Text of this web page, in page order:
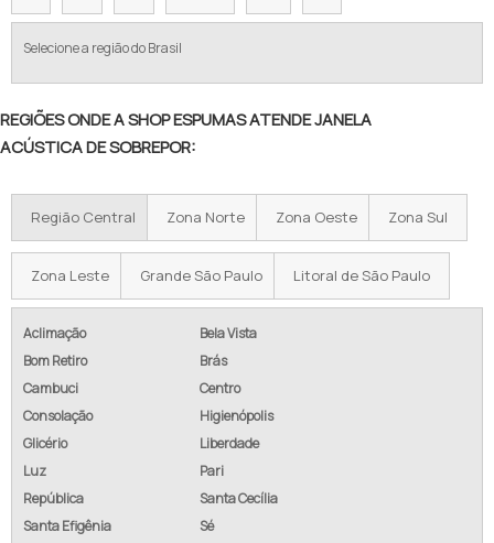
Selecione a região do Brasil
REGIÕES ONDE A SHOP ESPUMAS ATENDE JANELA
ACÚSTICA DE SOBREPOR:
Região Central Zona Norte Zona Oeste Zona Sul
Zona Leste Grande São Paulo Litoral de São Paulo
Aclimação
Bela Vista
Bom Retiro
Brás
Cambuci
Centro
Consolação
Higienópolis
Glicério
Liberdade
Luz
Pari
República
Santa Cecília
Santa Efigênia
Sé